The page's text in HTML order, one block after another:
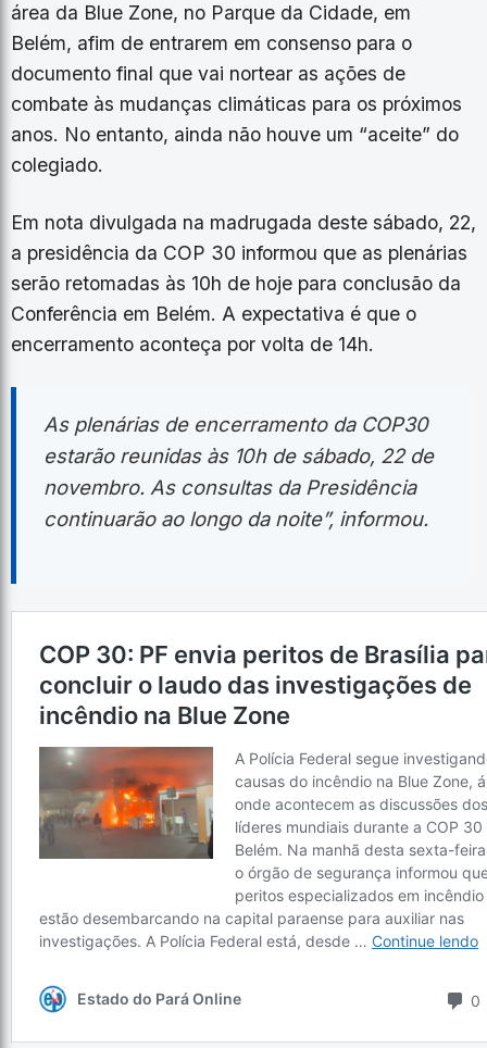
área da Blue Zone, no Parque da Cidade, em
Belém, afim de entrarem em consenso para o
documento final que vai nortear as ações de
combate às mudanças climáticas para os próximos
anos. No entanto, ainda não houve um “aceite” do
colegiado.
Em nota divulgada na madrugada deste sábado, 22,
a presidência da COP 30 informou que as plenárias
serão retomadas às 10h de hoje para conclusão da
Conferência em Belém. A expectativa é que o
encerramento aconteça por volta de 14h.
As plenárias de encerramento da COP30
estarão reunidas às 10h de sábado, 22 de
novembro. As consultas da Presidência
continuarão ao longo da noite”, informou.